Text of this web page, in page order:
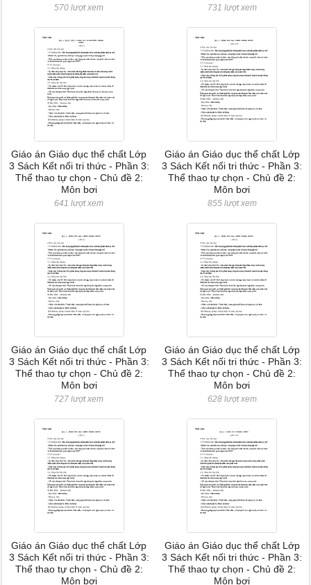
570 lượt xem 731 lượt xem
Giáo án Giáo dục thể chất Lớp
3 Sách Kết nối tri thức - Phần 3:
Thể thao tự chọn - Chủ đề 2:
Môn bơi
641 lượt xem
Giáo án Giáo dục thể chất Lớp
3 Sách Kết nối tri thức - Phần 3:
Thể thao tự chọn - Chủ đề 2:
Môn bơi
855 lượt xem
Giáo án Giáo dục thể chất Lớp
3 Sách Kết nối tri thức - Phần 3:
Thể thao tự chọn - Chủ đề 2:
Môn bơi
727 lượt xem
Giáo án Giáo dục thể chất Lớp
3 Sách Kết nối tri thức - Phần 3:
Thể thao tự chọn - Chủ đề 2:
Môn bơi
628 lượt xem
Giáo án Giáo dục thể chất Lớp
3 Sách Kết nối tri thức - Phần 3:
Thể thao tự chọn - Chủ đề 2:
Môn bơi
Giáo án Giáo dục thể chất Lớp
3 Sách Kết nối tri thức - Phần 3:
Thể thao tự chọn - Chủ đề 2:
Môn bơi